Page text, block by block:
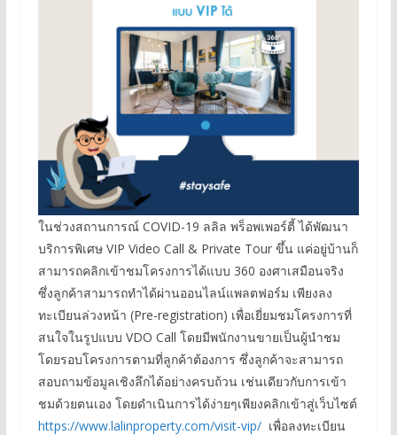
ในช่วงสถานการณ์ COVID-19 ลลิล พร็อพเพอร์ตี้ ได้พัฒนา
บริการพิเศษ VIP Video Call & Private Tour ขึ้น แค่อยู่บ้านก็
สามารถคลิกเข้าชมโครงการได้แบบ 360 องศาเสมือนจริง
ซึ่งลูกค้าสามารถทำได้ผ่านออนไลน์แพลตฟอร์ม เพียงลง
ทะเบียนล่วงหน้า (Pre-registration) เพื่อเยี่ยมชมโครงการที่
สนใจในรูปแบบ VDO Call โดยมีพนักงานขายเป็นผู้นำชม
โดยรอบโครงการตามที่ลูกค้าต้องการ ซึ่งลูกค้าจะสามารถ
สอบถามข้อมูลเชิงลึกได้อย่างครบถ้วน เช่นเดียวกับการเข้า
ชมด้วยตนเอง โดยดำเนินการได้ง่ายๆเพียงคลิกเข้าสู่เว็บไซต์
https://www.lalinproperty.com/visit-vip/เพื่อลงทะเบียน